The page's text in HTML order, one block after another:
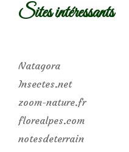
Sites intéressants
Natagora
Insectes.net
zoom-nature.fr
florealpes.com
notesdeterrain